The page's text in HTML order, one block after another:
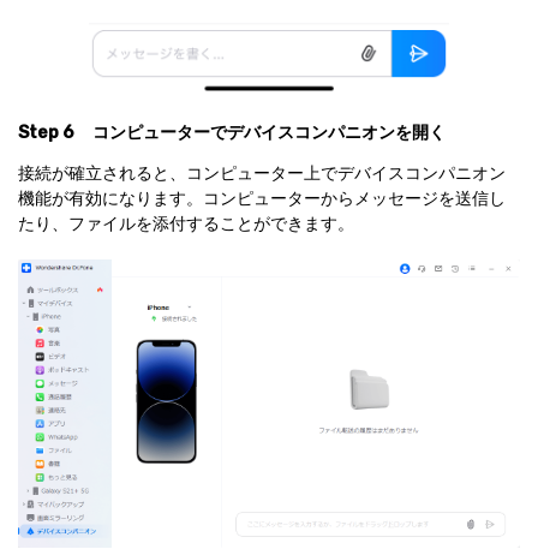
Step 6
コンピューターでデバイスコンパニオンを開く
接続が確立されると、コンピューター上でデバイスコンパニオン
機能が有効になります。コンピューターからメッセージを送信し
たり、ファイルを添付することができます。